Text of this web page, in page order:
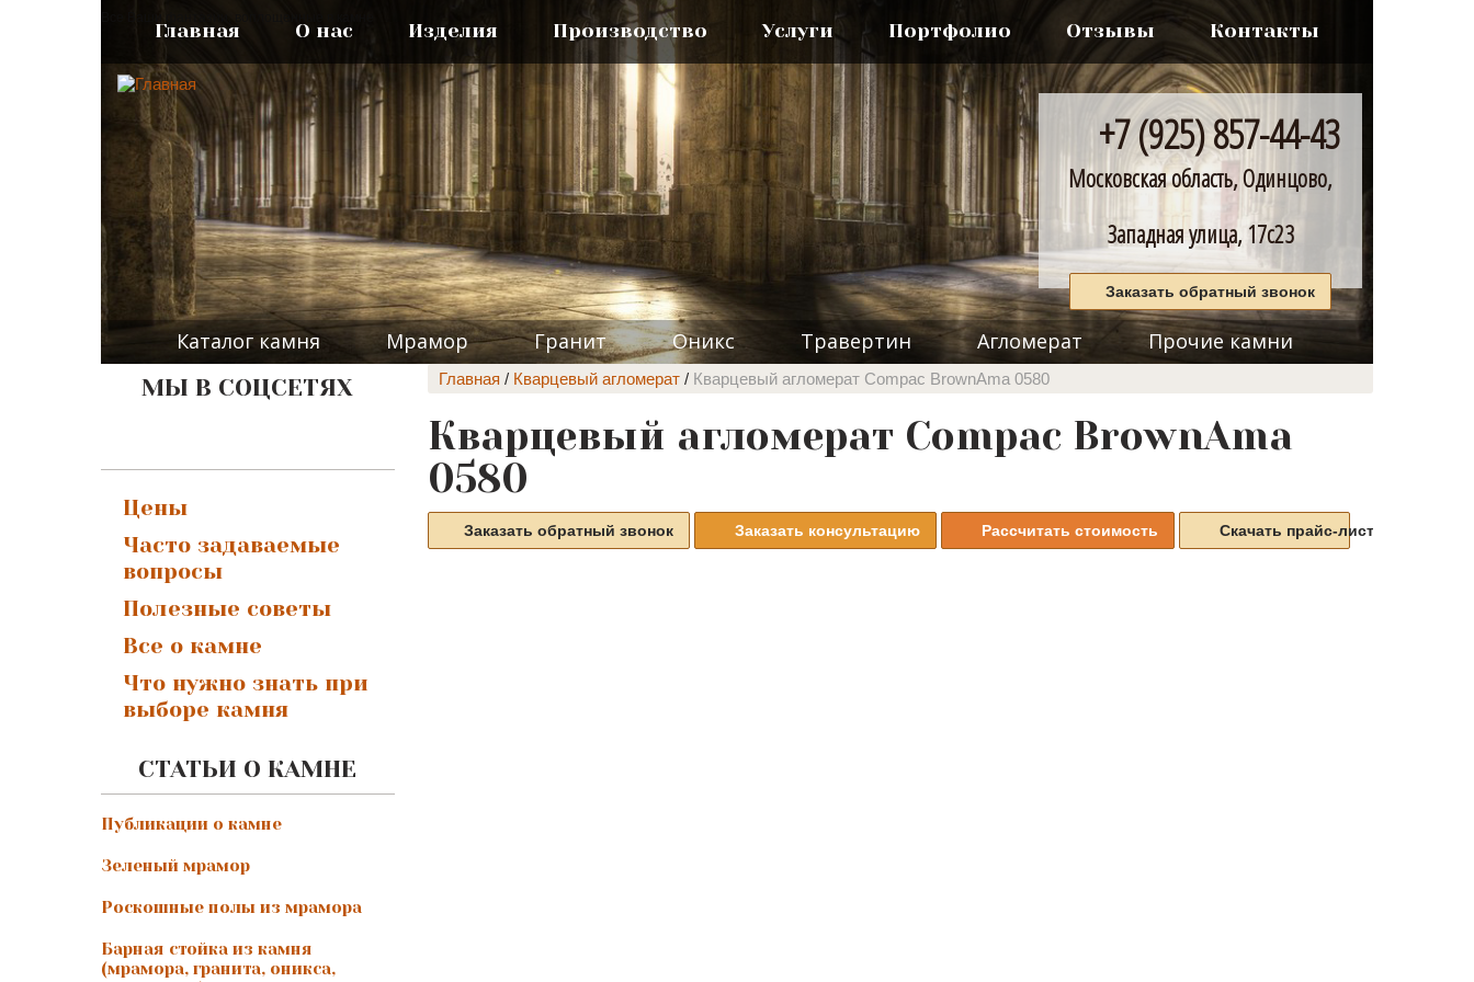
Главная О нас Изделия Производство Услуги Портфолио Отзывы Контакты
+7 (925) 857-44-43
Московская область, Одинцово,
Западная улица, 17с23
Заказать обратный звонок
Каталог камня Мрамор Гранит Оникс Травертин Агломерат Прочие камни
МЫ В СОЦСЕТЯХ
Цены
Часто задаваемые
вопросы
Полезные советы
Все о камне
Что нужно знать при
выборе камня
СТАТЬИ О КАМНЕ
Публикации о камне
Зеленый мрамор
Роскошные полы из мрамора
Барная стойка из камня
(мрамора, гранита, оникса,
Главная / Кварцевый агломерат / Кварцевый агломерат Compac BrownAma 0580
Кварцевый агломерат Compac BrownAma
0580
Заказать обратный звонок Заказать консультацию Рассчитать стоимость Скачать прайс-листы